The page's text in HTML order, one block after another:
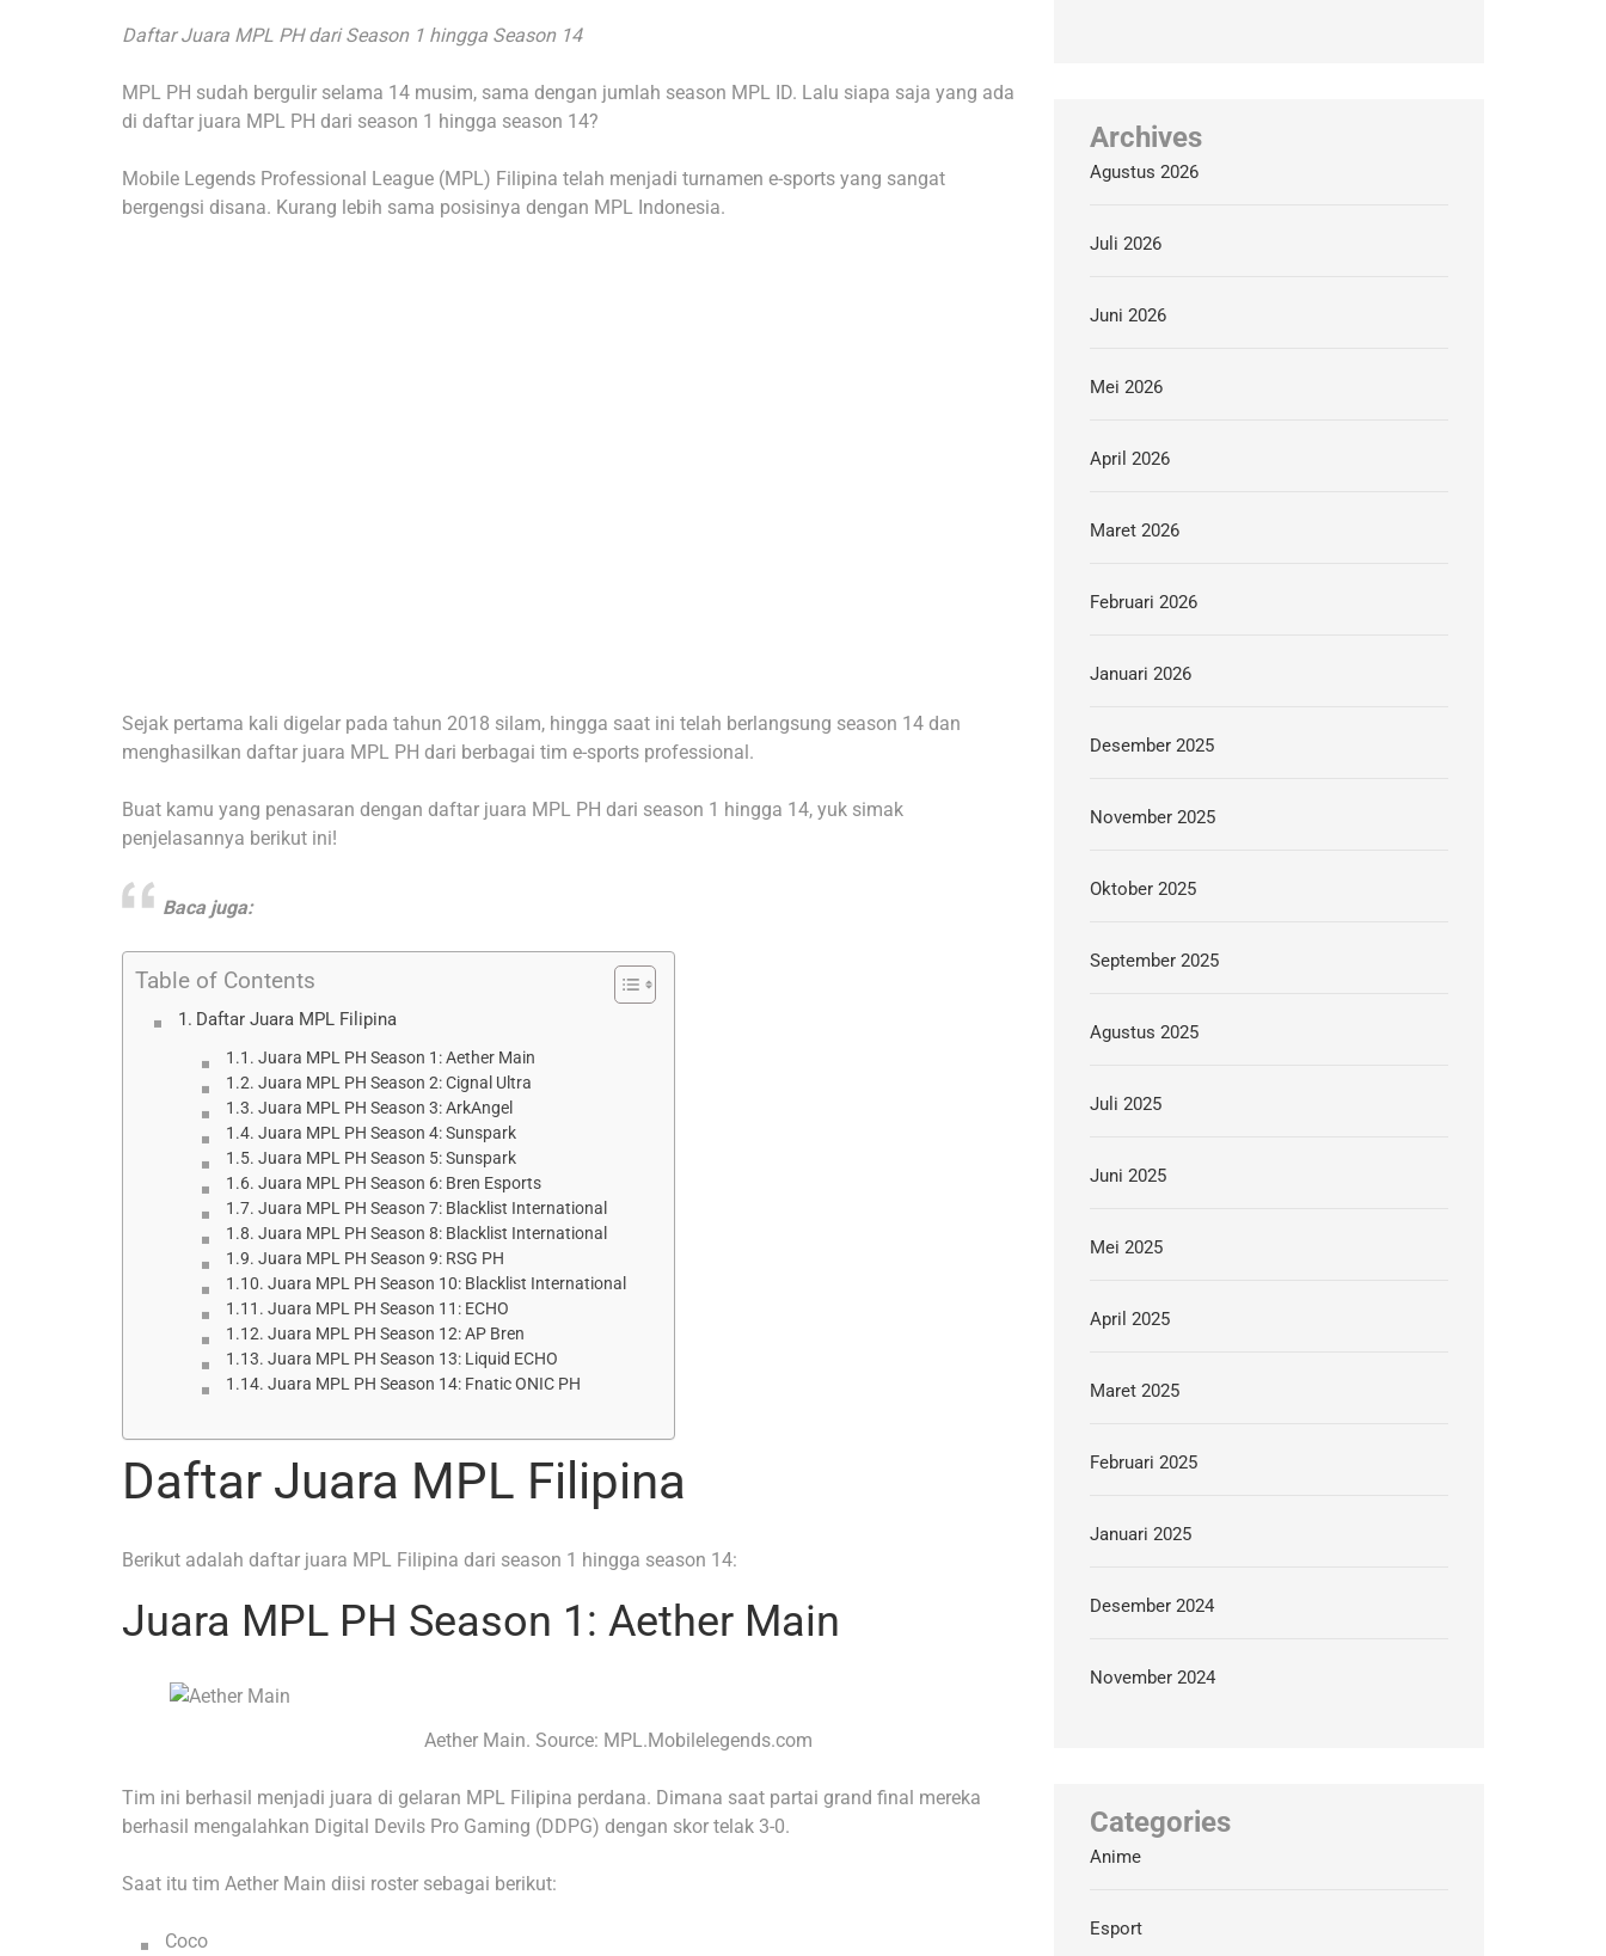
Daftar Juara MPL PH dari Season 1 hingga Season 14
MPL PH sudah bergulir selama 14 musim, sama dengan jumlah season MPL ID. Lalu siapa saja yang ada
di daftar juara MPL PH dari season 1 hingga season 14?
Mobile Legends Professional League (MPL) Filipina telah menjadi turnamen e-sports yang sangat
bergengsi disana. Kurang lebih sama posisinya dengan MPL Indonesia.
Sejak pertama kali digelar pada tahun 2018 silam, hingga saat ini telah berlangsung season 14 dan
menghasilkan daftar juara MPL PH dari berbagai tim e-sports professional.
Buat kamu yang penasaran dengan daftar juara MPL PH dari season 1 hingga 14, yuk simak
penjelasannya berikut ini!
Baca juga:
Table of Contents
Daftar Juara MPL Filipina
Juara MPL PH Season 1: Aether Main
Juara MPL PH Season 2: Cignal Ultra
Juara MPL PH Season 3: ArkAngel
Juara MPL PH Season 4: Sunspark
Juara MPL PH Season 5: Sunspark
Juara MPL PH Season 6: Bren Esports
Juara MPL PH Season 7: Blacklist International
Juara MPL PH Season 8: Blacklist International
Juara MPL PH Season 9: RSG PH
Juara MPL PH Season 10: Blacklist International
Juara MPL PH Season 11: ECHO
Juara MPL PH Season 12: AP Bren
Juara MPL PH Season 13: Liquid ECHO
Juara MPL PH Season 14: Fnatic ONIC PH
Daftar Juara MPL Filipina
Berikut adalah daftar juara MPL Filipina dari season 1 hingga season 14:
Juara MPL PH Season 1: Aether Main
Aether Main. Source: MPL.Mobilelegends.com
Tim ini berhasil menjadi juara di gelaran MPL Filipina perdana. Dimana saat partai grand final mereka
berhasil mengalahkan Digital Devils Pro Gaming (DDPG) dengan skor telak 3-0.
Saat itu tim Aether Main diisi roster sebagai berikut:
Coco
Archives
Agustus 2026
Juli 2026
Juni 2026
Mei 2026
April 2026
Maret 2026
Februari 2026
Januari 2026
Desember 2025
November 2025
Oktober 2025
September 2025
Agustus 2025
Juli 2025
Juni 2025
Mei 2025
April 2025
Maret 2025
Februari 2025
Januari 2025
Desember 2024
November 2024
Categories
Anime
Esport